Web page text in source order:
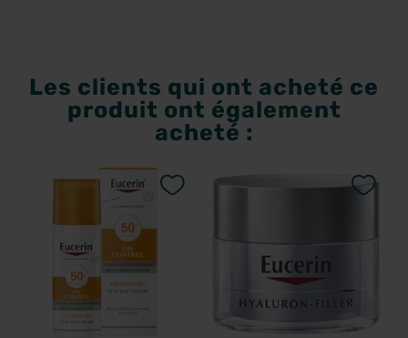
Les clients qui ont acheté ce
produit ont également
acheté :